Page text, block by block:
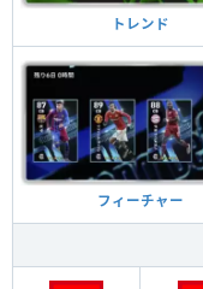
トレンド
フィーチャー